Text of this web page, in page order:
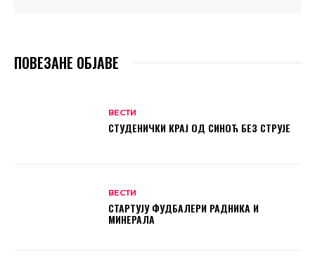
ПОВЕЗАНЕ ОБЈАВЕ
ВЕСТИ
СТУДЕНИЧКИ КРАЈ ОД СИНОЋ БЕЗ СТРУЈЕ
ВЕСТИ
СТАРТУЈУ ФУДБАЛЕРИ РАДНИКА И
МИНЕРАЛА